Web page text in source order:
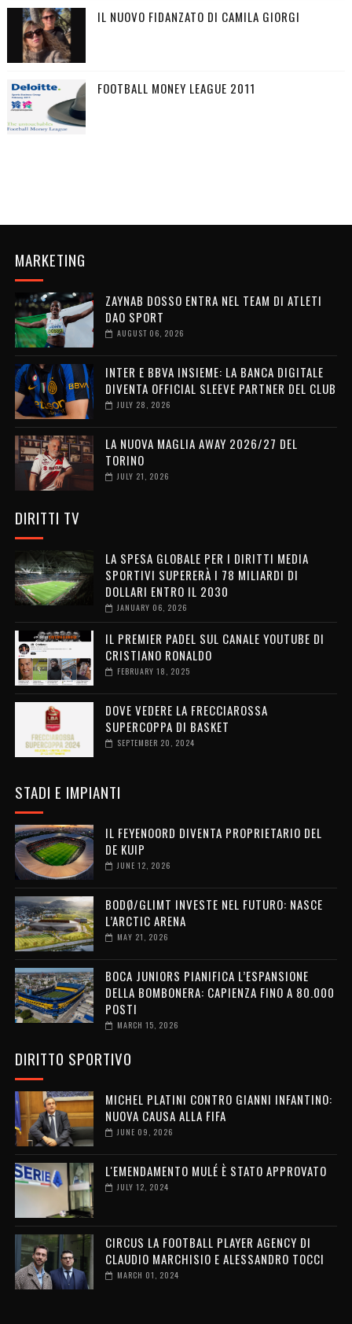
IL NUOVO FIDANZATO DI CAMILA GIORGI
FOOTBALL MONEY LEAGUE 2011
MARKETING
ZAYNAB DOSSO ENTRA NEL TEAM DI ATLETI
DAO SPORT
AUGUST 06, 2026
INTER E BBVA INSIEME: LA BANCA DIGITALE
DIVENTA OFFICIAL SLEEVE PARTNER DEL CLUB
JULY 28, 2026
LA NUOVA MAGLIA AWAY 2026/27 DEL
TORINO
JULY 21, 2026
DIRITTI TV
LA SPESA GLOBALE PER I DIRITTI MEDIA
SPORTIVI SUPERERÀ I 78 MILIARDI DI
DOLLARI ENTRO IL 2030
JANUARY 06, 2026
IL PREMIER PADEL SUL CANALE YOUTUBE DI
CRISTIANO RONALDO
FEBRUARY 18, 2025
DOVE VEDERE LA FRECCIAROSSA
SUPERCOPPA DI BASKET
SEPTEMBER 20, 2024
STADI E IMPIANTI
IL FEYENOORD DIVENTA PROPRIETARIO DEL
DE KUIP
JUNE 12, 2026
BODØ/GLIMT INVESTE NEL FUTURO: NASCE
L’ARCTIC ARENA
MAY 21, 2026
BOCA JUNIORS PIANIFICA L’ESPANSIONE
DELLA BOMBONERA: CAPIENZA FINO A 80.000
POSTI
MARCH 15, 2026
DIRITTO SPORTIVO
MICHEL PLATINI CONTRO GIANNI INFANTINO:
NUOVA CAUSA ALLA FIFA
JUNE 09, 2026
L'EMENDAMENTO MULÉ È STATO APPROVATO
JULY 12, 2024
CIRCUS LA FOOTBALL PLAYER AGENCY DI
CLAUDIO MARCHISIO E ALESSANDRO TOCCI
MARCH 01, 2024